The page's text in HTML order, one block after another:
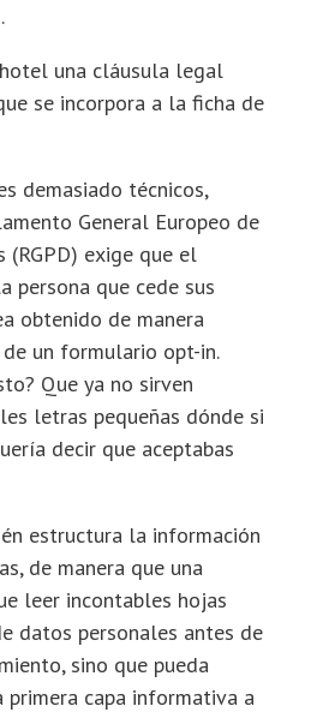
una cláusula legal
se incorpora a la ficha de
demasiado técnicos,
General Europeo de
(RGPD) exige que el
persona que cede sus
obtenido de manera
un formulario opt-in.
Que ya no sirven
letras pequeñas dónde si
decir que aceptabas
estructura la información
de manera que una
leer incontables hojas
datos personales antes de
sino que pueda
primera capa informativa a